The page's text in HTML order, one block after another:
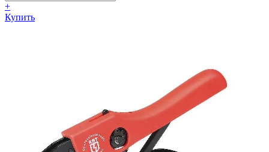
+
Купить